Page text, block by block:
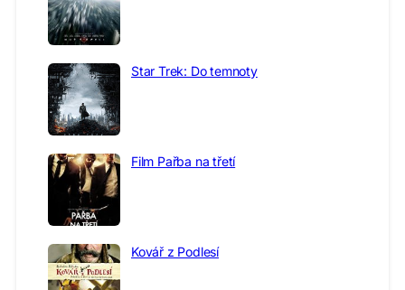
Star Trek: Do temnoty
Film Pařba na třetí
Kovář z Podlesí